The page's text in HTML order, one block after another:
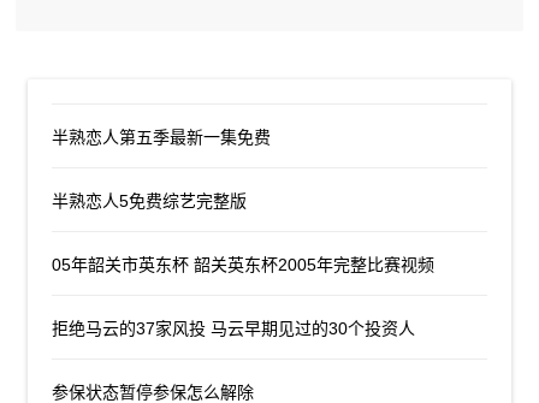
半熟恋人第五季最新一集免费
半熟恋人5免费综艺完整版
05年韶关市英东杯 韶关英东杯2005年完整比赛视频
拒绝马云的37家风投 马云早期见过的30个投资人
参保状态暂停参保怎么解除